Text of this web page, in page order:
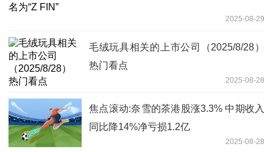
2025-08-29
毛绒玩具相关的上市公司（2025/8/28）
热门看点
2025-08-28
焦点滚动:奈雪的茶港股涨3.3% 中期收入
同比降14%净亏损1.2亿
2025-08-28